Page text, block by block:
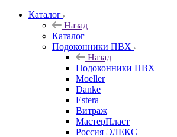
Каталог
Назад
Каталог
Подоконники ПВХ
Назад
Подоконники ПВХ
Moeller
Danke
Estera
Витраж
МастерПласт
Россия ЭЛЕКС